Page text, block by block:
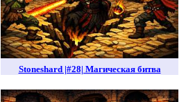
Stoneshard |#28| Магическая битва